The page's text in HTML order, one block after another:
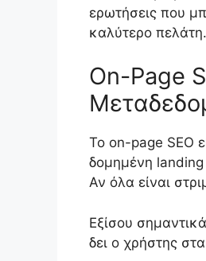
ερωτήσεις που
καλύτερο πελάτη.
On-Page
Το on-page SEO
δομημένη landing
Αν όλα είναι
Εξίσου
δει ο χρήστης